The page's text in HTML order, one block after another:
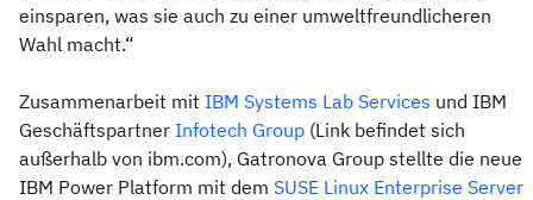
einsparen, was sie auch zu einer umweltfreundlicheren
Wahl macht.“
Zusammenarbeit mit IBM Systems Lab Services und IBM
Geschäftspartner Infotech Group (Link befindet sich
außerhalb von ibm.com), Gatronova Group stellte die neue
IBM Power Platform mit dem SUSE Linux Enterprise Server